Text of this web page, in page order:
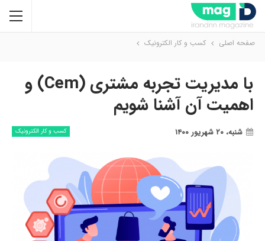
صفحه اصلی کسب و کار الکترونیک
با مدیریت تجربه مشتری (cem) و
اهمیت آن آشنا شویم
کسب و کار الکترونیک شنبه، ۲۰ شهریور ۱۴۰۰